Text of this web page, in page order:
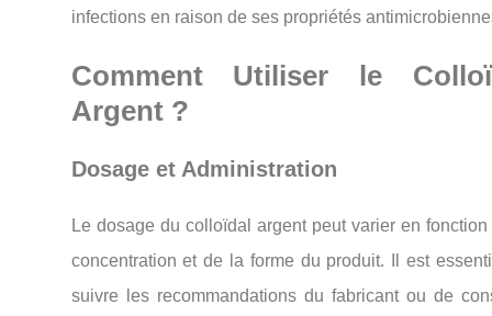
infections en raison de ses propriétés
Comment Utiliser le
Argent ?
Dosage et Administration
Le dosage du colloïdal argent peut varier en
concentration et de la forme du produit. Il est
suivre les recommandations du fabricant ou de